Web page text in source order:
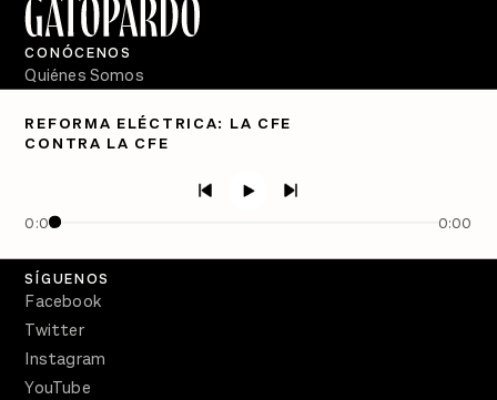
REFORMA ELÉCTRICA: LA CFE
CONTRA LA CFE
0:00 0:00
CONÓCENOS
Quiénes Somos
PÓDCASTS
Crecer en Distopía
SÍGUENOS
Facebook
Twitter
Instagram
YouTube